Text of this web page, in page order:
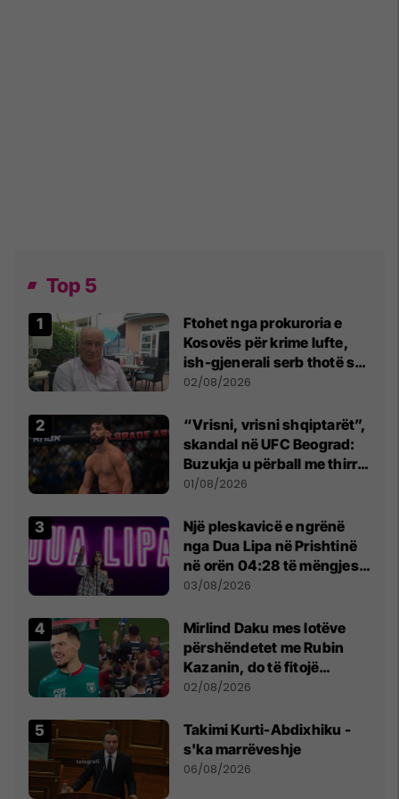
Top 5
Ftohet nga prokuroria e
Kosovës për krime lufte,
ish-gjenerali serb thotë se
dikush e tradhtoi në
02/08/2026
“Vrisni, vrisni shqiptarët”,
skandal në UFC Beograd:
Buzukja u përball me thirrje
anti-shqiptare nga
01/08/2026
Një pleskavicë e ngrënë
nga Dua Lipa në Prishtinë
në orën 04:28 të mëngjesit
- dhe bota digjitale serbe
03/08/2026
Mirlind Daku mes lotëve
përshëndetet me Rubin
Kazanin, do të fitojë
miliona te Spartak Moska
02/08/2026
Takimi Kurti-Abdixhiku -
s'ka marrëveshje
06/08/2026